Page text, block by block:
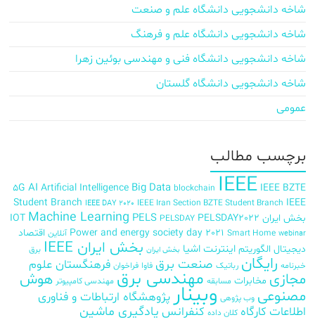
شاخه دانشجویی دانشگاه علم و صنعت
شاخه دانشجویی دانشگاه علم و فرهنگ
شاخه دانشجویی دانشگاه فنی و مهندسی بوئین زهرا
شاخه دانشجویی دانشگاه گلستان
عمومی
برچسب‌ مطالب
5G AI Artificial Intelligence Big Data blockchain IEEE IEEE BZTE
Student Branch IEEE DAY 2020 IEEE Iran Section BZTE Student Branch IEEE
بخش ایران
IOT Machine Learning PELS PELSDAY PELSDAY2022
Power and energy society day 2021 Smart Home webinar آنلاین اقتصاد
دیجیتال الگوریتم اینترنت اشیا بخش ایران بخش ایران IEEE
برق
خبرنامه رایگان رباتیک صنعت برق فاوا فراخوان فرهنگستان علوم
مجازی مخابرات مسابقه مهندسی برق مهندسی کامپیوتر هوش
مصنوعی وب پژوهی وبینارپژوهشگاه ارتباطات و فناوری
اطلاعات کارگاه کلان داده کنفرانس یادگیری ماشین